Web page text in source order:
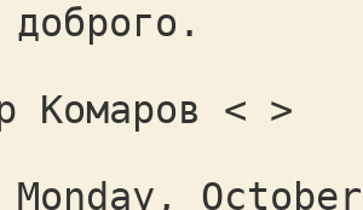
доброго.
Комаров < >